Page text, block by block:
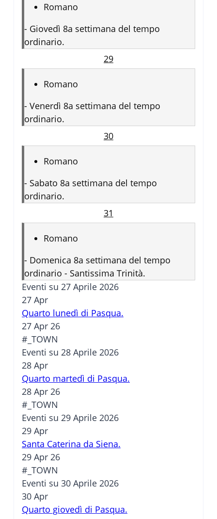
Romano
- Giovedì 8a settimana del tempo
ordinario.
29
Romano
- Venerdì 8a settimana del tempo
ordinario.
30
Romano
- Sabato 8a settimana del tempo
ordinario.
31
Romano
- Domenica 8a settimana del tempo
ordinario - Santissima Trinità.
Eventi su 27 Aprile 2026
27 Apr
Quarto lunedì di Pasqua.
27 Apr 26
#_TOWN
Eventi su 28 Aprile 2026
28 Apr
Quarto martedì di Pasqua.
28 Apr 26
#_TOWN
Eventi su 29 Aprile 2026
29 Apr
Santa Caterina da Siena.
29 Apr 26
#_TOWN
Eventi su 30 Aprile 2026
30 Apr
Quarto giovedì di Pasqua.